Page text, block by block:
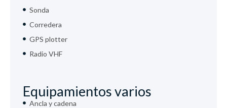
Sonda
Corredera
GPS plotter
Radio VHF
Equipamientos varios
Ancla y cadena